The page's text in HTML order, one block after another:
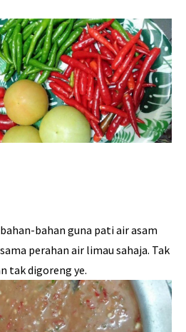
bahan guna pati air asam
perahan air limau sahaja. Tak
tak digoreng ye.